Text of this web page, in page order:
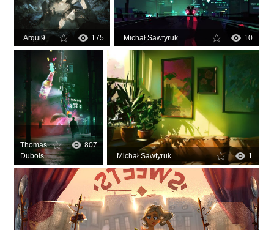
Arqui9 175 Michał Sawtyruk 10
Thomas
Dubois
807
Michał Sawtyruk
1